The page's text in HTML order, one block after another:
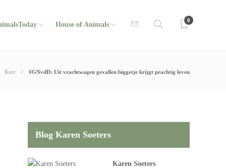
House of Animals
0
Kort #GNvdD: Uit vrachtwagen gevallen biggetje krijgt prachtig leven
Blog Karen Soeters
Karen Soeters